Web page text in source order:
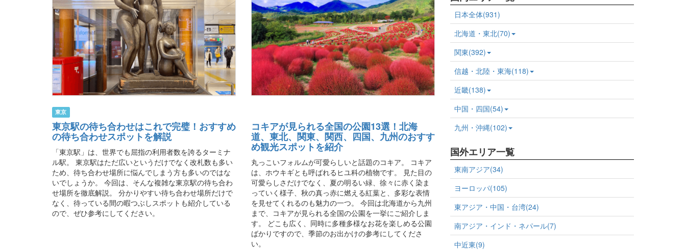
東京
東京駅の待ち合わせはこれで完璧！おすすめ
の待ち合わせスポットを解説
「東京駅」は、世界でも屈指の利用者数を誇るターミナ
ル駅。 東京駅はただ広いというだけでなく改札数も多い
ため、待ち合わせ場所に悩んでしまう方も多いのではな
いでしょうか。 今回は、そんな複雑な東京駅の待ち合わ
せ場所を徹底解説。 分かりやすい待ち合わせ場所だけで
なく、待っている間の暇つぶしスポットも紹介している
ので、ぜひ参考にしてください。
コキアが見られる全国の公園13選！北海
道、東北、関東、関西、四国、九州のおすす
め観光スポットを紹介
丸っこいフォルムが可愛らしいと話題のコキア。 コキア
は、ホウキギとも呼ばれるヒユ科の植物です。 見た目の
可愛らしさだけでなく、夏の明るい緑、徐々に赤く染ま
っていく様子、秋の真っ赤に燃える紅葉と、多彩な表情
を見せてくれるのも魅力の一つ。 今回は北海道から九州
まで、コキアが見られる全国の公園を一挙にご紹介しま
す。 どこも広く、同時に多種多様なお花を楽しめる公園
ばかりですので、季節のお出かけの参考にしてくださ
い。
日本全体(931)
北海道・東北(70)
関東(392)
信越・北陸・東海(118)
近畿(138)
中国・四国(54)
九州・沖縄(102)
国外エリア一覧
東南アジア(34)
ヨーロッパ(105)
東アジア・中国・台湾(24)
南アジア・インド・ネパール(7)
中近東(9)